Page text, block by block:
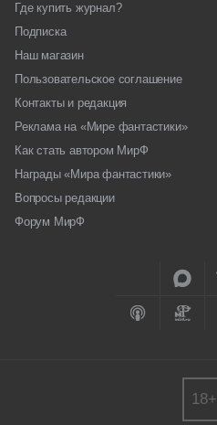
Где купить журнал?
Подписка
Наш магазин
Пользовательское соглашение
Контакты и редакция
Реклама на «Мире фантастики»
Как стать автором МирФ
Награды «Мира фантастики»
Вопросы редакции
Форум МирФ
18+